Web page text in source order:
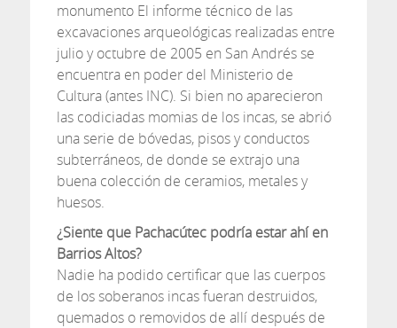
monumento El informe técnico de las
excavaciones arqueológicas realizadas entre
julio y octubre de 2005 en San Andrés se
encuentra en poder del Ministerio de
Cultura (antes INC). Si bien no aparecieron
las codiciadas momias de los incas, se abrió
una serie de bóvedas, pisos y conductos
subterráneos, de donde se extrajo una
buena colección de ceramios, metales y
huesos.
¿Siente que Pachacútec podría estar ahí en
Barrios Altos?
Nadie ha podido certificar que las cuerpos
de los soberanos incas fueran destruidos,
quemados o removidos de allí después de